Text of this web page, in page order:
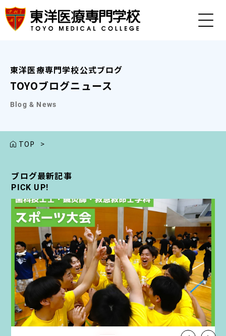
東洋医療専門学校公式ブログ
TOYOブログニュース
Blog & News
TOP >
ブログ最新記事
PICK UP!
ブログ最新記事
PICK UP!
ブログ最新記事
PICK UP!
ブログ最新記事
PICK UP!
ブログ最新記事
PICK UP!